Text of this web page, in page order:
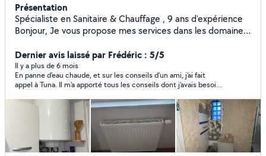
Présentation
Spécialiste en Sanitaire & Chauffage , 9 ans d'expérience
Bonjour, Je vous propose mes services dans les domaines
remplacement : climatisation - ballon Thermo - chaudières
- chauffe-eau - radiateurs - robinetterie - WC - douches -
Parois - baignoires - canalisations - meubles. Entretien et
dépannage : climatisation - pompe à chaleur - recherche
de fuites - désembouage - débouchage - remplacement
de joints et pièces défectueuses. Mes engagements : -
Travail soigné & finitions de qualité - Réactif & devis rapide
- Conseil personnalisé et solutions adaptées - Prix
attractifs
Dernier avis laissé par Frédéric : 5/5
Il y a plus de 6 mois
En panne d'eau chaude, et sur les conseils d'un ami, j'ai fait
appel à Tuna. Il m'a apporté tous les conseils dont j'avais besoin
rapidement pour réaliser une installation avec le plus grand
soin. Poli et sérieux, je vous le recommande ! Merci Tuna !